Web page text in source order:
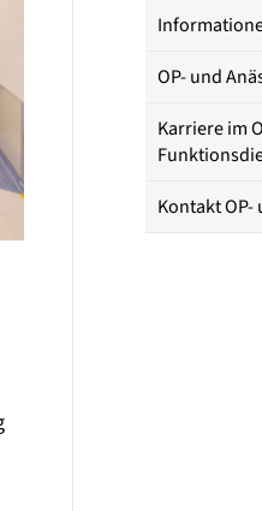
OP- und
Karriere im
Kontakt